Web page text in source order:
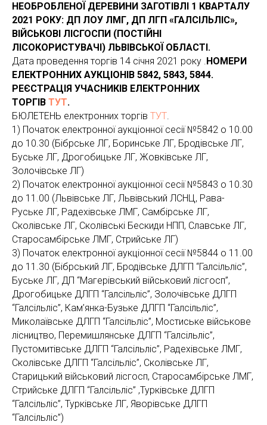
НЕОБРОБЛЕНОЇ ДЕРЕВИНИ ЗАГОТІВЛІ 1 КВАРТАЛУ
2021 РОКУ: ДП ЛОУ ЛМГ, ДП ЛГП «ГАЛСІЛЬЛІС»,
ВІЙСЬКОВІ ЛІСГОСПИ (ПОСТІЙНІ
ЛІСОКОРИСТУВАЧІ) ЛЬВІВСЬКОЇ ОБЛАСТІ.
Дата проведення торгів 14 січня 2021 року .НОМЕРИ
ЕЛЕКТРОННИХ АУКЦІОНІВ 5842, 5843, 5844.
РЕЄСТРАЦІЯ УЧАСНИКІВ ЕЛЕКТРОННИХ
ТОРГІВ ТУТ.
БЮЛЕТЕНЬ електронних торгів ТУТ.
1) Початок електронної аукціонної сесії №5842 о 10.00
до 10.30 (Бібрське ЛГ, Боринське ЛГ, Бродівське ЛГ,
Буське ЛГ, Дрогобицьке ЛГ, Жовківське ЛГ,
Золочівське ЛГ)
2) Початок електронної аукціонної сесії №5843 о 10.30
до 11.00 (Львівське ЛГ, Львівський ЛСНЦ, Рава-
Руське ЛГ, Радехівське ЛМГ, Самбірське ЛГ,
Сколівське ЛГ, Сколівські Бескиди НПП, Славське ЛГ,
Старосамбірське ЛМГ, Стрийське ЛГ)
3) Початок електронної аукціонної сесії №5844 о 11.00
до 11.30 (Бібрський ЛГ, Бродівське ДЛГП “Галсільліс”,
Буське ЛГ, ДП “Магерівський військовий лісгосп”,
Дрогобицьке ДЛГП “Галсільліс”, Золочівське ДЛГП
“Галсільліс”, Кам’янка-Бузьке ДЛГП “Галсільліс”,
Миколаївське ДЛГП “Галсільліс”, Мостиське військове
лісництво, Перемишлянське ДЛГП “Галсільліс”,
Пустомитівське ДЛГП “Галсільліс”, Радехівське ЛМГ,
Сколівське ДЛГП “Галсільліс”, Сколівське ЛГ,
Старицький військовий лісгосп, Старосамбірське ЛМГ,
Стрийське ДЛГП “Галсільліс” ,Турківське ДЛГП
“Галсільліс”, Турківське ЛГ, Яворівське ДЛГП
“Галсільліс”)